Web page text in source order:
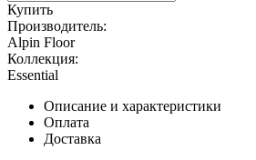
Купить
Производитель:
Alpin Floor
Коллекция:
Essential
Описание и характеристики
Оплата
Доставка